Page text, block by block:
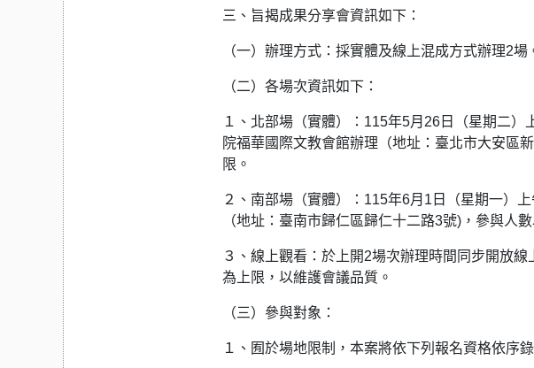
三、旨揭成果分享會資訊如下：
（一）辦理方式：採實體及線上混成方式辦理2場
（二）各場次資訊如下：
１、北部場（實體）：115年5月26日（星期二
院福華國際文教會館辦理（地址：臺北市大安區
限。
２、南部場（實體）：115年6月1日（星期一）
（地址：臺南市歸仁區歸仁十二路3號)，參與人
３、線上觀看：於上開2場次辦理時間同步開放
為上限，以維護會議品質。
（三）參與對象：
１、囿於場地限制，本案將依下列報名資格依序錄